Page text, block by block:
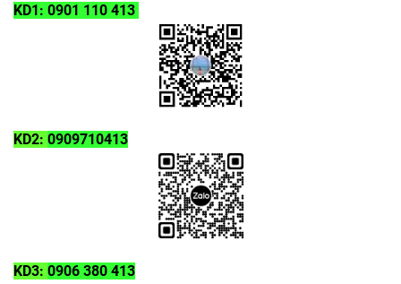
KD1: 0901 110 413
KD2: 0909710413
KD3: 0906 380 413